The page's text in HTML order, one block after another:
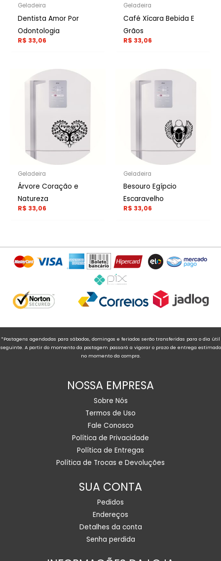
Geladeira
Dentista Amor Por
Odontologia
R$ 33,06
Geladeira
Café Xícara Bebida E
Grãos
R$ 33,06
Geladeira
Árvore Coração e
Natureza
R$ 33,06
Geladeira
Besouro Egípcio
Escaravelho
R$ 33,06
*Postagens agendadas para sábados, domingos e feriados serão transferidas para o dia útil
seguinte. A partir do momento da postagem passará a vigorar o prazo de entrega estimado
no momento da compra.
NOSSA EMPRESA
Sobre Nós
Termos de Uso
Fale Conosco
Política de Privacidade
Política de Entregas
Política de Trocas e Devoluções
SUA CONTA
Pedidos
Endereços
Detalhes da conta
Senha perdida